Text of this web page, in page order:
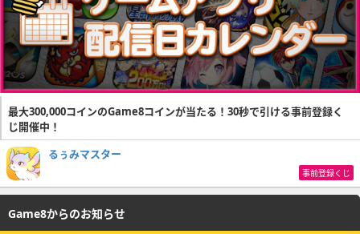
最大300,000コインのGame8コインが当たる！30秒で引ける事前登録く
じ開催中！
るぅみマスター
事前登録くじ
Game8からのお知らせ